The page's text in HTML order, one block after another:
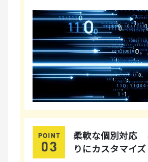
柔軟な個別対応
りにカスタマイズ